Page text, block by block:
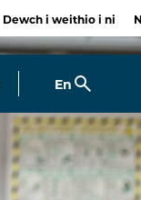
Dewch i weithio i ni
En